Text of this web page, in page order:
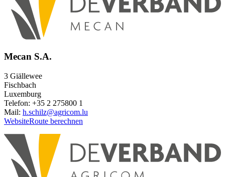
Mecan S.A.
3 Giällewee
Fischbach
Luxemburg
Telefon: +35 2 275800 1
Mail: h.schilz@agricom.lu
WebsiteRoute berechnen